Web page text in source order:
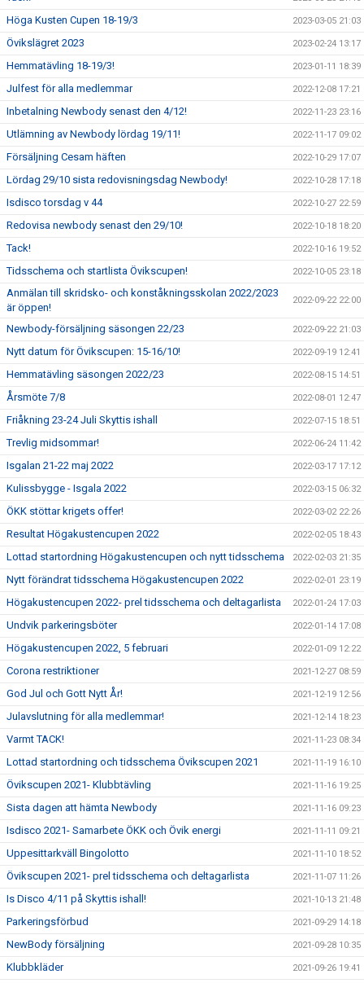
Höga Kusten Cupen 18-19/3 2023-03-05 21:03
Övikslägret 2023 2023-02-24 13:17
Hemmatävling 18-19/3! 2023-01-11 18:39
Julfest för alla medlemmar 2022-12-08 17:21
Inbetalning Newbody senast den 4/12! 2022-11-23 23:16
Utlämning av Newbody lördag 19/11! 2022-11-17 09:02
Försäljning Cesam häften 2022-10-29 17:07
Lördag 29/10 sista redovisningsdag Newbody! 2022-10-28 17:18
Isdisco torsdag v 44 2022-10-27 22:59
Redovisa newbody senast den 29/10! 2022-10-18 18:20
Tack! 2022-10-16 19:52
Tidsschema och startlista Övikscupen! 2022-10-05 23:18
Anmälan till skridsko- och konståkningsskolan 2022/2023
är öppen!
2022-09-22 22:00
Newbody-försäljning säsongen 22/23 2022-09-22 21:03
Nytt datum för Övikscupen: 15-16/10! 2022-09-19 12:41
Hemmatävling säsongen 2022/23 2022-08-15 14:51
Årsmöte 7/8 2022-08-01 12:47
Friåkning 23-24 Juli Skyttis ishall 2022-07-15 18:51
Trevlig midsommar! 2022-06-24 11:42
Isgalan 21-22 maj 2022 2022-03-17 17:12
Kulissbygge - Isgala 2022 2022-03-15 06:32
ÖKK stöttar krigets offer! 2022-03-02 22:26
Resultat Högakustencupen 2022 2022-02-05 18:43
Lottad startordning Högakustencupen och nytt tidsschema 2022-02-03 21:35
Nytt förändrat tidsschema Högakustencupen 2022 2022-02-01 23:19
Högakustencupen 2022- prel tidsschema och deltagarlista 2022-01-24 17:03
Undvik parkeringsböter 2022-01-14 17:08
Högakustencupen 2022, 5 februari 2022-01-09 12:22
Corona restriktioner 2021-12-27 08:59
God Jul och Gott Nytt År! 2021-12-19 12:56
Julavslutning för alla medlemmar! 2021-12-14 18:23
Varmt TACK! 2021-11-23 08:34
Lottad startordning och tidsschema Övikscupen 2021 2021-11-19 16:10
Övikscupen 2021- Klubbtävling 2021-11-16 19:25
Sista dagen att hämta Newbody 2021-11-16 09:23
Isdisco 2021- Samarbete ÖKK och Övik energi 2021-11-11 09:21
Uppesittarkväll Bingolotto 2021-11-10 18:52
Övikscupen 2021- prel tidsschema och deltagarlista 2021-11-07 11:26
Is Disco 4/11 på Skyttis ishall! 2021-10-13 21:48
Parkeringsförbud 2021-09-29 14:18
NewBody försäljning 2021-09-28 10:35
Klubbkläder 2021-09-26 19:41